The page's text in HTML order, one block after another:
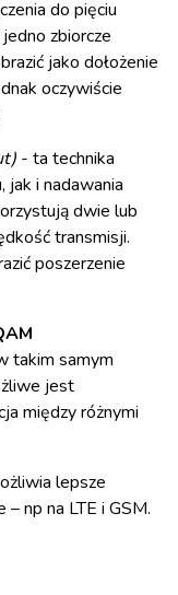
do pięciu
zbiorcze
jako dołożenie
oczywiście
- ta technika
jak i nadawania
dwie lub
transmisji.
poszerzenie
takim samym
jest
między różnymi
lepsze
np na LTE i GSM.